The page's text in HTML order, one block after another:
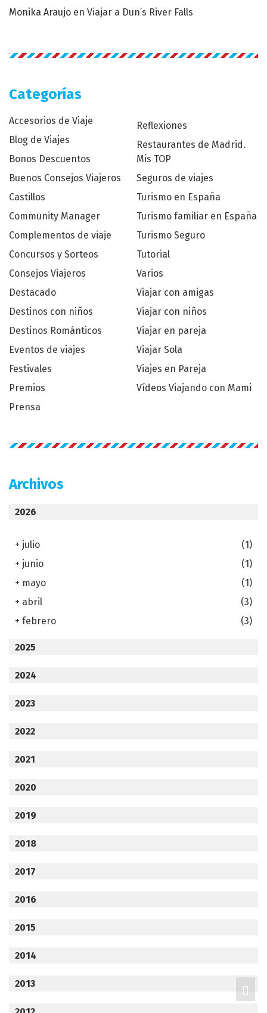
Monika Araujo en Viajar a Dun’s River Falls
Categorías
Accesorios de Viaje
Blog de Viajes
Bonos Descuentos
Buenos Consejos Viajeros
Castillos
Community Manager
Complementos de viaje
Concursos y Sorteos
Consejos Viajeros
Destacado
Destinos con niños
Destinos Románticos
Eventos de viajes
Festivales
Premios
Prensa
Reflexiones
Restaurantes de Madrid.
Mis TOP
Seguros de viajes
Turismo en España
Turismo familiar en España
Turismo Seguro
Tutorial
Varios
Viajar con amigas
Viajar con niños
Viajar en pareja
Viajar Sola
Viajes en Pareja
Vídeos Viajando con Mami
Archivos
2026
+ julio
(1)
+ junio
(1)
+ mayo
(1)
+ abril
(3)
+ febrero (3)
2025
2024
2023
2022
2021
2020
2019
2018
2017
2016
2015
2014
2013